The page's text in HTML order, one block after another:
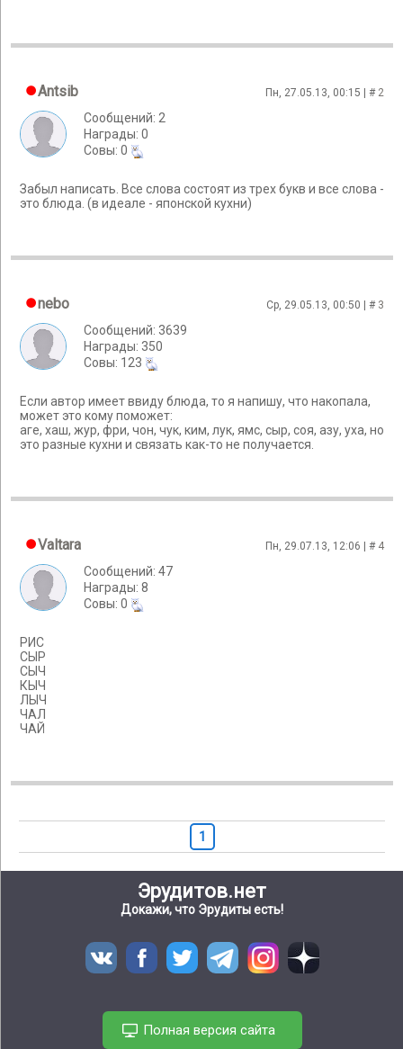
Antsib Пн, 27.05.13, 00:15 | # 2
Сообщений: 2
Награды: 0
Cовы: 0
Забыл написать. Все слова состоят из трех букв и все слова -
это блюда. (в идеале - японской кухни)
nebo Ср, 29.05.13, 00:50 | # 3
Сообщений: 3639
Награды: 350
Cовы: 123
Если автор имеет ввиду блюда, то я напишу, что накопала,
может это кому поможет:
аге, хаш, жур, фри, чон, чук, ким, лук, ямс, сыр, соя, азу, уха, но
это разные кухни и связать как-то не получается.
Valtara Пн, 29.07.13, 12:06 | # 4
Сообщений: 47
Награды: 8
Cовы: 0
РИС
СЫР
СЫЧ
КЫЧ
ЛЫЧ
ЧАЛ
ЧАЙ
1
Эрудитов.нет
Докажи, что Эрудиты есть!
Полная версия сайта